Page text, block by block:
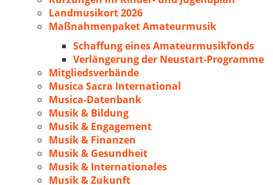
Landmusikort 2026
Maßnahmenpaket Amateurmusik
Schaffung eines Amateurmusikfonds
Verlängerung der Neustart-Programme
Mitgliedsverbände
Musica Sacra International
Musica-Datenbank
Musik & Bildung
Musik & Engagement
Musik & Finanzen
Musik & Gesundheit
Musik & Internationales
Musik & Zukunft